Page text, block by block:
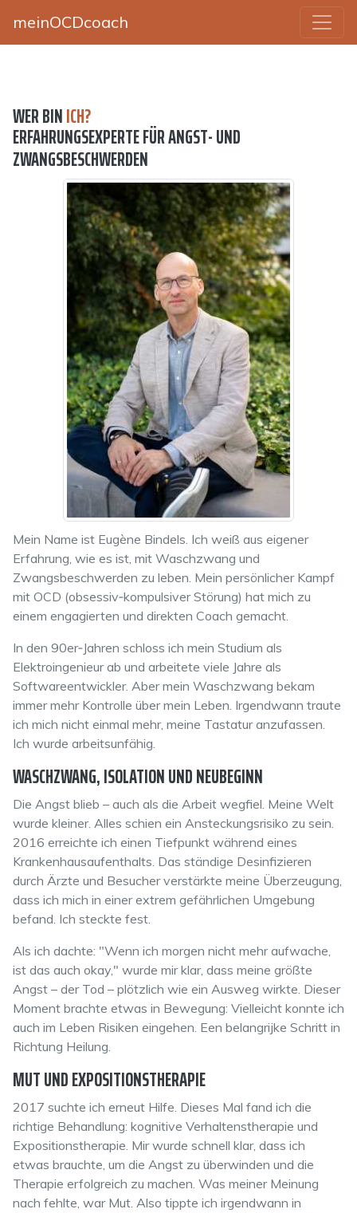
meinOCDcoach
WER BINICH?
ERFAHRUNGSEXPERTE FÜR ANGST- UND
ZWANGSBESCHWERDEN
Mein Name ist Eugène Bindels. Ich weiß aus eigener
Erfahrung, wie es ist, mit Waschzwang und
Zwangsbeschwerden zu leben. Mein persönlicher Kampf
mit OCD (obsessiv‑kompulsiver Störung) hat mich zu
einem engagierten und direkten Coach gemacht.
In den 90er‑Jahren schloss ich mein Studium als
Elektroingenieur ab und arbeitete viele Jahre als
Softwareentwickler. Aber mein Waschzwang bekam
immer mehr Kontrolle über mein Leben. Irgendwann traute
ich mich nicht einmal mehr, meine Tastatur anzufassen.
Ich wurde arbeitsunfähig.
WASCHZWANG, ISOLATION UND NEUBEGINN
Die Angst blieb – auch als die Arbeit wegfiel. Meine Welt
wurde kleiner. Alles schien ein Ansteckungsrisiko zu sein.
2016 erreichte ich einen Tiefpunkt während eines
Krankenhausaufenthalts. Das ständige Desinfizieren
durch Ärzte und Besucher verstärkte meine Überzeugung,
dass ich mich in einer extrem gefährlichen Umgebung
befand. Ich steckte fest.
Als ich dachte: "Wenn ich morgen nicht mehr aufwache,
ist das auch okay," wurde mir klar, dass meine größte
Angst – der Tod – plötzlich wie ein Ausweg wirkte. Dieser
Moment brachte etwas in Bewegung: Vielleicht konnte ich
auch im Leben Risiken eingehen. Een belangrijke Schritt in
Richtung Heilung.
MUT UND EXPOSITIONSTHERAPIE
2017 suchte ich erneut Hilfe. Dieses Mal fand ich die
richtige Behandlung: kognitive Verhaltenstherapie und
Expositionstherapie. Mir wurde schnell klar, dass ich
etwas brauchte, um die Angst zu überwinden und die
Therapie erfolgreich zu machen. Was meiner Meinung
nach fehlte, war Mut. Also tippte ich irgendwann in